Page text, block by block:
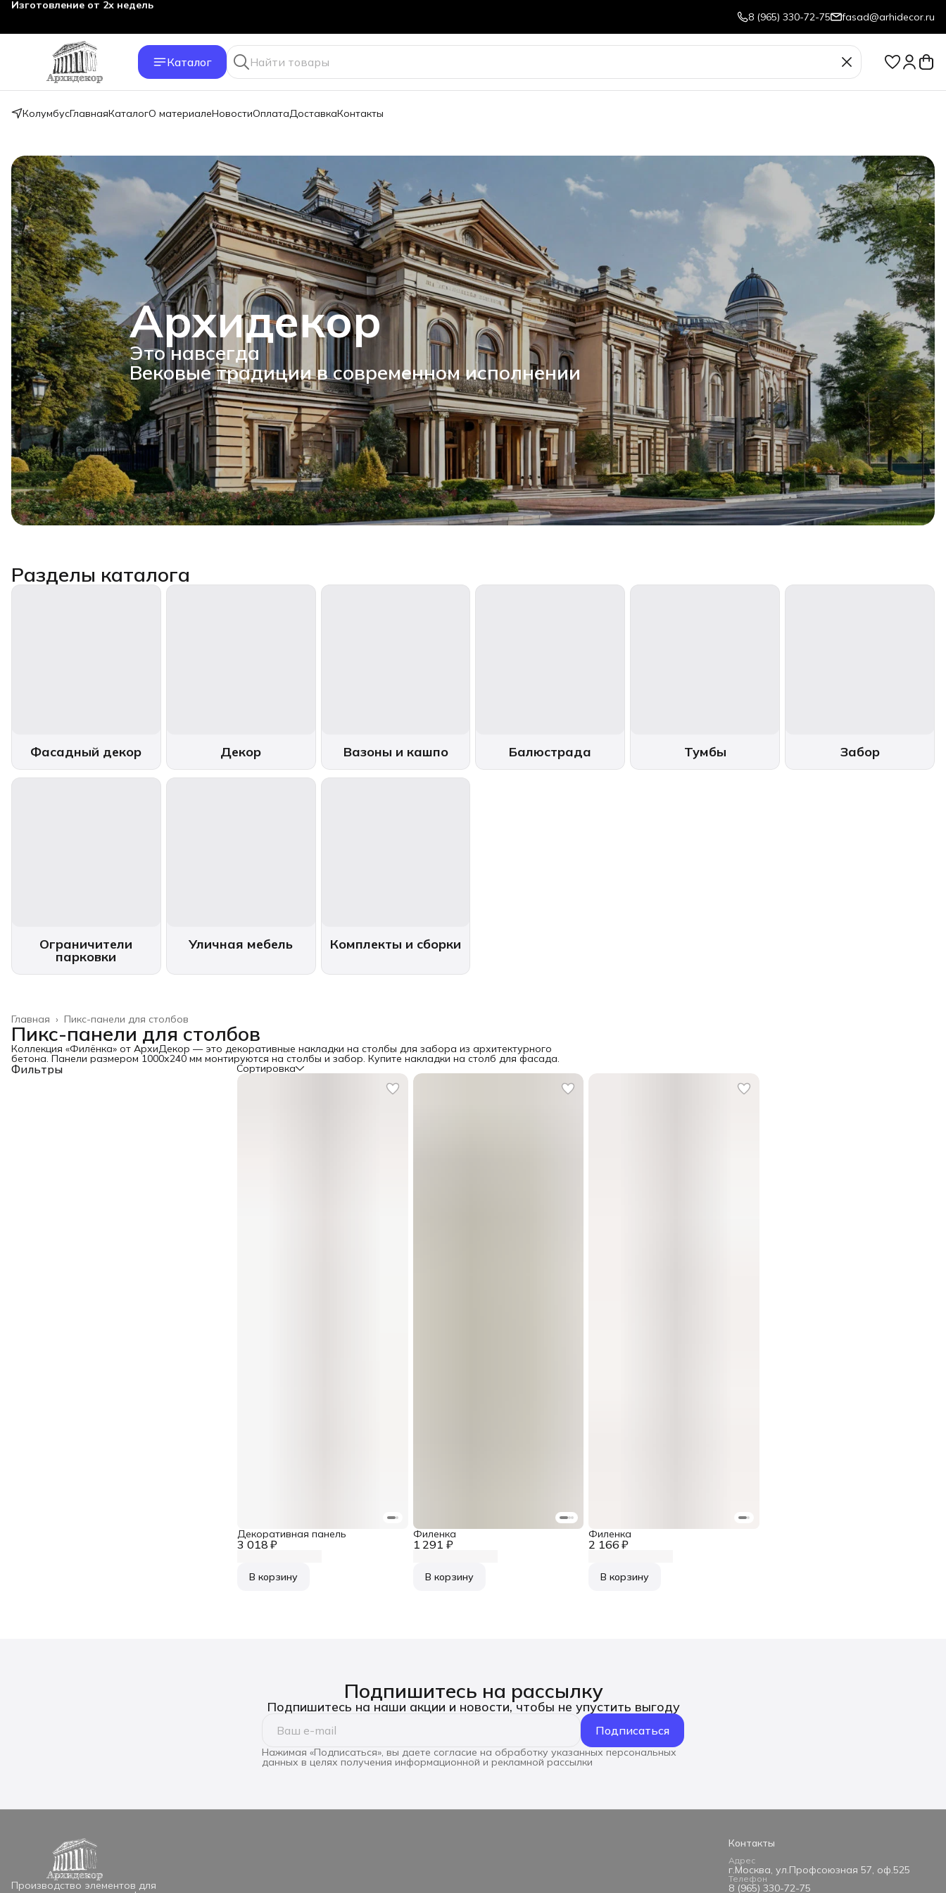
8 (965) 330-72-75 fasad@arhidecor.ru
Каталог
КолумбусГлавнаяКаталогО материалеНовостиОплатаДоставкаКонтакты
Архидекор
Это навсегда
Вековые традиции в современном исполнении
Разделы каталога
Фасадный декор Декор Вазоны и кашпо Балюстрада Тумбы Забор
Ограничители
парковки
Уличная мебель Комплекты и сборки
Пикс-панели для столбов
Главная ›
Пикс-панели для столбов
Коллекция «Филёнка» от АрхиДекор — это декоративные накладки на столбы для забора из архитектурного
бетона. Панели размером 1000х240 мм монтируются на столбы и забор. Купите накладки на столб для фасада.
Фильтры Сортировка
3 018 ₽
Декоративная панель
В корзину
1 291 ₽
Филенка
В корзину
2 166 ₽
Филенка
В корзину
Подпишитесь на рассылку
Подпишитесь на наши акции и новости, чтобы не упустить выгоду
Подписаться
Нажимая «Подписаться», вы даете согласие на обработку указанных персональных
данных в целях получения информационной и рекламной рассылки
Производство элементов для
Контакты
Адрес
г.Москва, ул.Профсоюзная 57, оф.525
Телефон
8 (965) 330-72-75